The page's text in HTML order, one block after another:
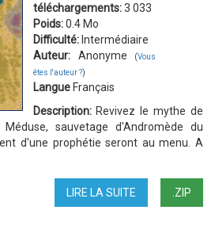
téléchargements:3 033
Poids:0.4 Mo
Difficulté: Intermédiaire
Auteur: Anonyme (Vous
êtes l'auteur ?)
Langue Français
Description: Revivez le mythe de
sauvetage d'Andromède du
d'une prophétie seront au menu. A
.ZIP
LIRE LA SUITE
PERSÉE